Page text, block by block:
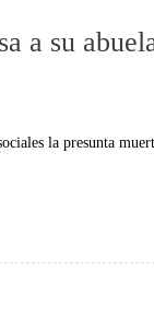
a su
la presunta